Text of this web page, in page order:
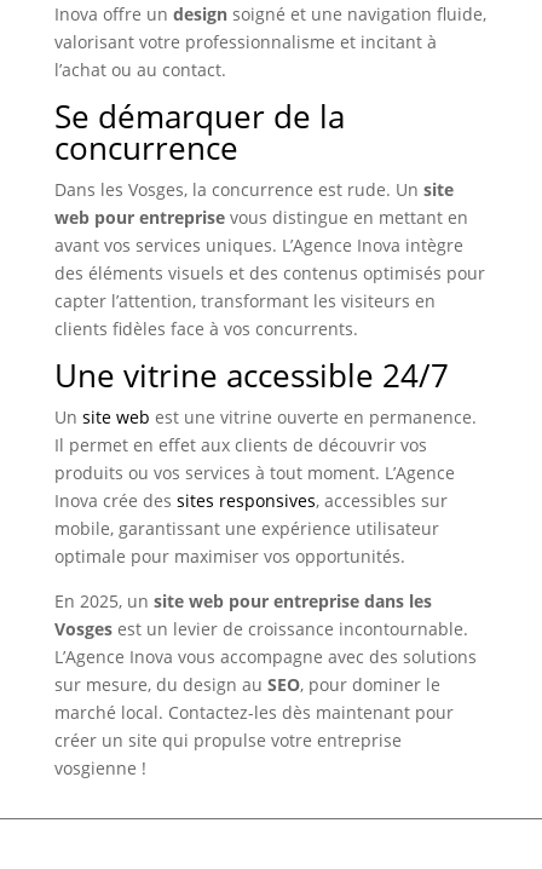
Inova offre un design soigné et une navigation fluide,
valorisant votre professionnalisme et incitant à
l’achat ou au contact.
Se démarquer de la
concurrence
Dans les Vosges, la concurrence est rude. Un site
web pour entreprisevous distingue en mettant en
avant vos services uniques. L’Agence Inova intègre
des éléments visuels et des contenus optimisés pour
capter l’attention, transformant les visiteurs en
clients fidèles face à vos concurrents.
Une vitrine accessible 24/7
Un site web est une vitrine ouverte en permanence.
Il permet en effet aux clients de découvrir vos
produits ou vos services à tout moment. L’Agence
Inova crée des sites responsives, accessibles sur
mobile, garantissant une expérience utilisateur
optimale pour maximiser vos opportunités.
En 2025, un site web pour entreprise dans les
Vosgesest un levier de croissance incontournable.
L’Agence Inova vous accompagne avec des solutions
sur mesure, du design au SEO, pour dominer le
marché local. Contactez-les dès maintenant pour
créer un site qui propulse votre entreprise
vosgienne !